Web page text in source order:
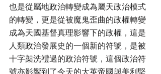
也是從屬地政治轉變成為屬天政治模式
的轉變，更是從被魔鬼歪曲的政權轉變
成為天國基督真理影響下的政權，這是
人類政治發展史的一個新的符號，是被
十字架洗禮過的政治符號，這個政治符
號亦影響到了今天的大英帝國與美利堅